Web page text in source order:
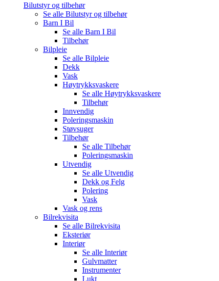
Bilutstyr og tilbehør
Se alle Bilutstyr og tilbehør
Barn I Bil
Se alle Barn I Bil
Tilbehør
Bilpleie
Se alle Bilpleie
Dekk
Vask
Høytrykksvaskere
Se alle Høytrykksvaskere
Tilbehør
Innvendig
Poleringsmaskin
Støvsuger
Tilbehør
Se alle Tilbehør
Poleringsmaskin
Utvendig
Se alle Utvendig
Dekk og Felg
Polering
Vask
Vask og rens
Bilrekvisita
Se alle Bilrekvisita
Eksteriør
Interiør
Se alle Interiør
Gulvmatter
Instrumenter
Lukt